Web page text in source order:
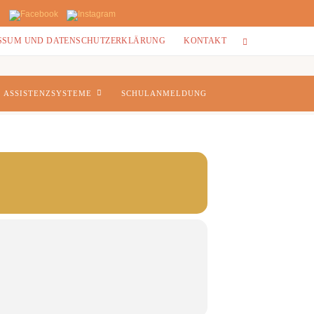
UND DATENSCHUTZERKLÄRUNG KONTAKT
ASSISTENZSYSTEME SCHULANMELDUNG